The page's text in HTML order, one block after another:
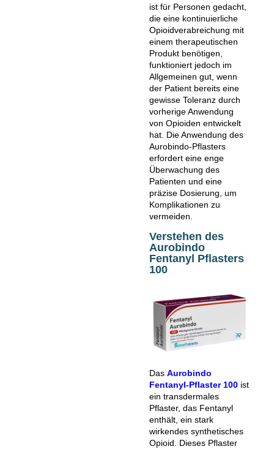
ist für Personen gedacht,
die eine kontinuierliche
Opioidverabreichung mit
einem therapeutischen
Produkt benötigen,
funktioniert jedoch im
Allgemeinen gut, wenn
der Patient bereits eine
gewisse Toleranz durch
vorherige Anwendung
von Opioiden entwickelt
hat. Die Anwendung des
Aurobindo-Pflasters
erfordert eine enge
Überwachung des
Patienten und eine
präzise Dosierung, um
Komplikationen zu
vermeiden.
Verstehen des
Aurobindo
Fentanyl Pflasters
100
Das Aurobindo
Fentanyl-Pflaster 100 ist
ein transdermales
Pflaster, das Fentanyl
enthält, ein stark
wirkendes synthetisches
Opioid. Dieses Pflaster